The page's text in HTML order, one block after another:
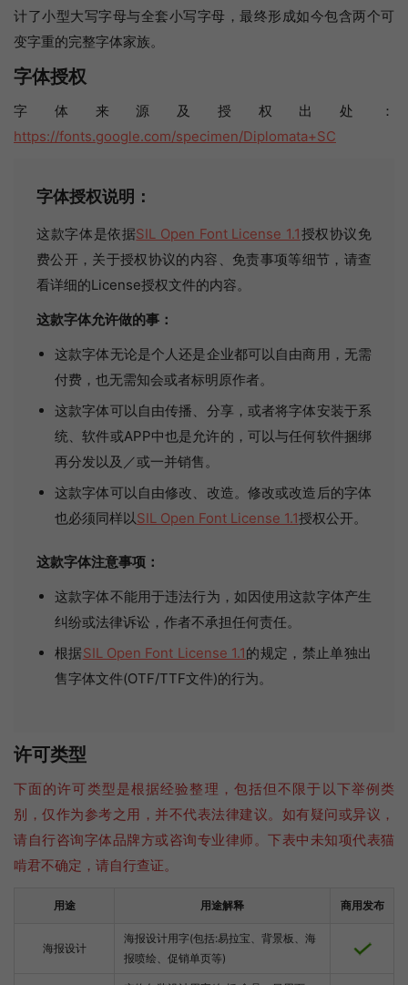
计了小型大写字母与全套小写字母，最终形成如今包含两个可
变字重的完整字体家族。
字体授权
字体来源及授权出处：
https://fonts.google.com/specimen/Diplomata+SC
字体授权说明：
这款字体是依据SIL Open Font License 1.1授权协议免
费公开，关于授权协议的内容、免责事项等细节，请查
看详细的License授权文件的内容。
这款字体允许做的事：
这款字体无论是个人还是企业都可以自由商用，无需
付费，也无需知会或者标明原作者。
这款字体可以自由传播、分享，或者将字体安装于系
统、软件或APP中也是允许的，可以与任何软件捆绑
再分发以及／或一并销售。
这款字体可以自由修改、改造。修改或改造后的字体
也必须同样以SIL Open Font License 1.1授权公开。
这款字体注意事项：
这款字体不能用于违法行为，如因使用这款字体产生
纠纷或法律诉讼，作者不承担任何责任。
根据SIL Open Font License 1.1的规定，禁止单独出
售字体文件(OTF/TTF文件)的行为。
许可类型
下面的许可类型是根据经验整理，包括但不限于以下举例类
别，仅作为参考之用，并不代表法律建议。如有疑问或异议，
请自行咨询字体品牌方或咨询专业律师。下表中未知项代表猫
啃君不确定，请自行查证。
用途 用途解释 商用发布
海报设计
海报设计用字(包括:易拉宝、背景板、海
报喷绘、促销单页等)